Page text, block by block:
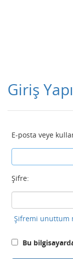
Giriş
E-posta veye
Şifre:
Şifremi unuttum
Bu